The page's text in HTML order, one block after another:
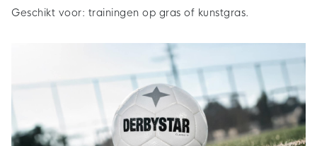
Geschikt voor: trainingen op gras of kunstgras.